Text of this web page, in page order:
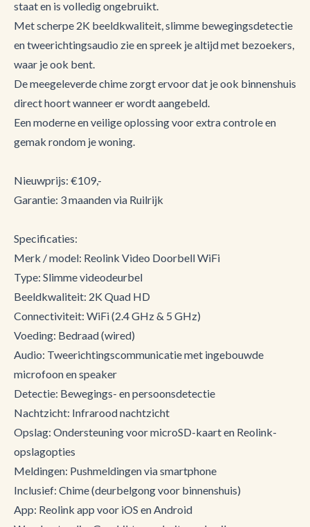
staat en is volledig ongebruikt.
Met scherpe 2K beeldkwaliteit, slimme bewegingsdetectie
en tweerichtingsaudio zie en spreek je altijd met bezoekers,
waar je ook bent.
De meegeleverde chime zorgt ervoor dat je ook binnenshuis
direct hoort wanneer er wordt aangebeld.
Een moderne en veilige oplossing voor extra controle en
gemak rondom je woning.
Nieuwprijs: €109,-
Garantie: 3 maanden via Ruilrijk
Specificaties:
Merk / model: Reolink Video Doorbell WiFi
Type: Slimme videodeurbel
Beeldkwaliteit: 2K Quad HD
Connectiviteit: WiFi (2.4 GHz & 5 GHz)
Voeding: Bedraad (wired)
Audio: Tweerichtingscommunicatie met ingebouwde
microfoon en speaker
Detectie: Bewegings- en persoonsdetectie
Nachtzicht: Infrarood nachtzicht
Opslag: Ondersteuning voor microSD-kaart en Reolink-
opslagopties
Meldingen: Pushmeldingen via smartphone
Inclusief: Chime (deurbelgong voor binnenshuis)
App: Reolink app voor iOS en Android